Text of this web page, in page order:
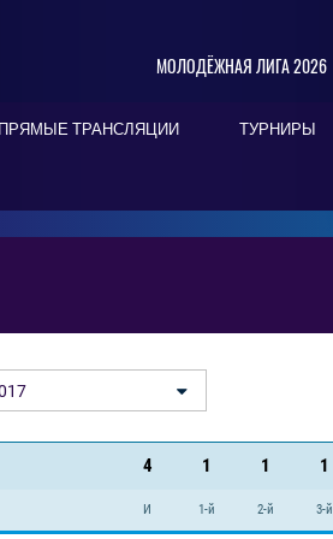
МОЛОДЁЖНАЯ ЛИГА 2026
ПРЯМЫЕ ТРАНСЛЯЦИИ ТУРНИРЫ
4 1 1 1
И 1-й 2-й 3-й